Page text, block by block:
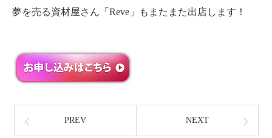
夢を売る資材屋さん「Reve」もまたまた出店します！
PREV NEXT